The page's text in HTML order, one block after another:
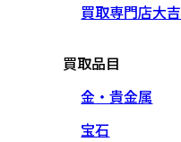
買取専門店大
買取品目
金・貴金属
宝石